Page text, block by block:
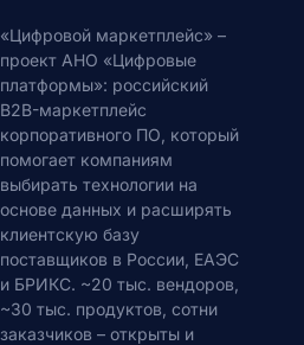
«Цифровой маркетплейс» –
проект АНО «Цифровые
платформы»: российский
B2B-маркетплейс
корпоративного ПО, который
помогает компаниям
выбирать технологии на
основе данных и расширять
клиентскую базу
поставщиков в России, ЕАЭС
и БРИКС. ~20 тыс. вендоров,
~30 тыс. продуктов, сотни
заказчиков – открыты и